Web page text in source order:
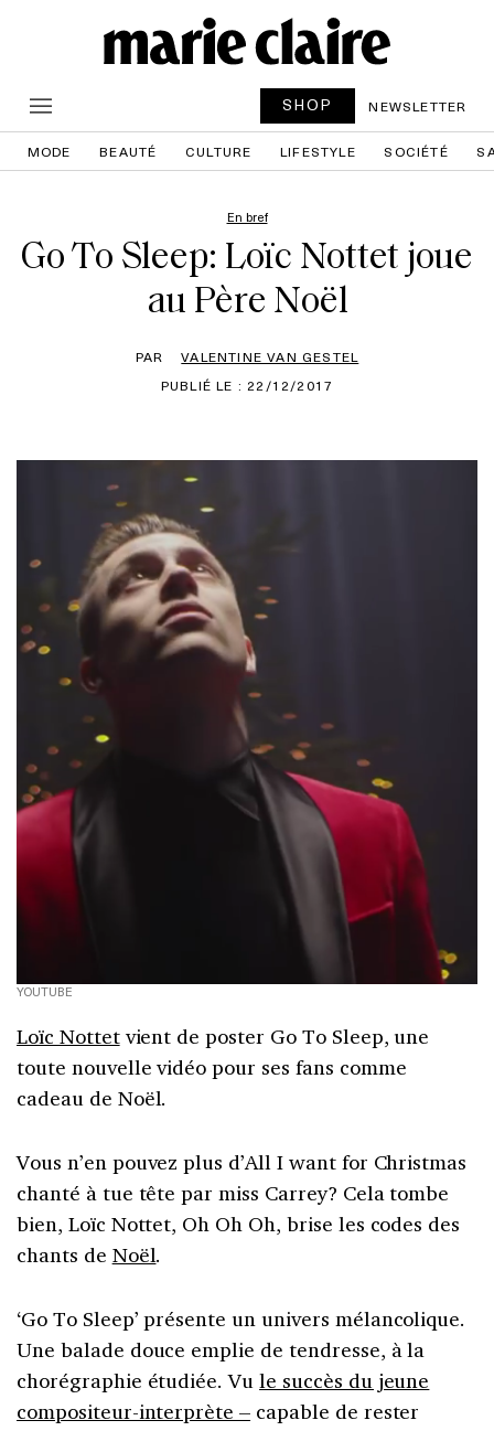
SHOP NEWSLETTER
MODE BEAUTÉ CULTURE LIFESTYLE SOCIÉTÉ
En bref
Go To Sleep: Loïc Nottet joue
au Père Noël
PAR
VALENTINE VAN GESTEL
PUBLIÉ LE : 22/12/2017
YOUTUBE
Loïc Nottetvient de poster Go To Sleep, une
toute nouvelle vidéo pour ses fans comme
cadeau de Noël.
Vous n’en pouvez plus d’All I want for Christmas
chanté à tue tête par miss Carrey? Cela tombe
bien, Loïc Nottet, Oh Oh Oh, brise les codes des
chants de Noël.
‘Go To Sleep’ présente un univers mélancolique.
Une balade douce emplie de tendresse, à la
chorégraphie étudiée. Vule succès du jeune
compositeur-interprète – capable de rester